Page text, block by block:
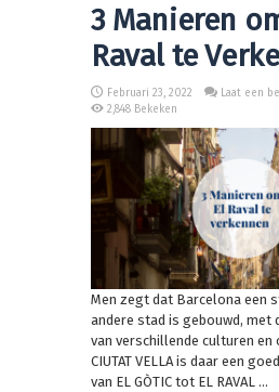
3 Manieren
Raval te
Februari 23, 2022
Laat een
2,848 Bekeken
Men zegt dat Barcelona een
andere stad is gebouwd, met
van verschillende culturen en
CIUTAT VELLA is daar een
van EL GÒTIC tot EL RAVAL ...